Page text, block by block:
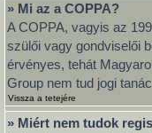
» Mi az a COPPA?
A COPPA, vagyis az
szülői vagy gondviselői
érvényes, tehát
Group nem tud jogi
Vissza a tetejére
» Miért nem tudok